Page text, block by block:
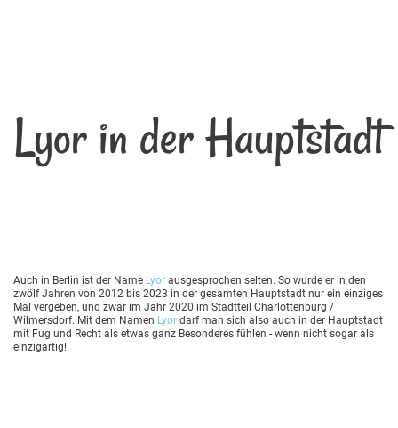
Lyor in der Hauptstadt
Auch in Berlin ist der Name Lyor ausgesprochen selten. So wurde er in den
zwölf Jahren von 2012 bis 2023 in der gesamten Hauptstadt nur ein einziges
Mal vergeben, und zwar im Jahr 2020 im Stadtteil Charlottenburg /
Wilmersdorf. Mit dem Namen Lyor darf man sich also auch in der Hauptstadt
mit Fug und Recht als etwas ganz Besonderes fühlen - wenn nicht sogar als
einzigartig!